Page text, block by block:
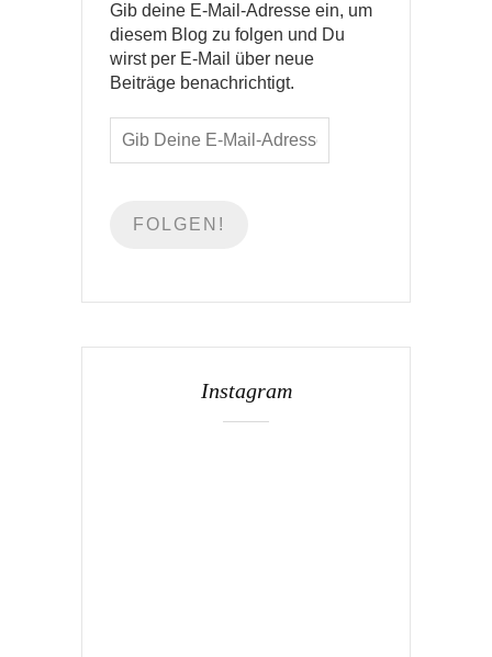
Gib deine E-Mail-Adresse ein, um
diesem Blog zu folgen und Du
wirst per E-Mail über neue
Beiträge benachrichtigt.
Instagram